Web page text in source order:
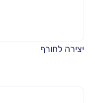
יצירה לחורף